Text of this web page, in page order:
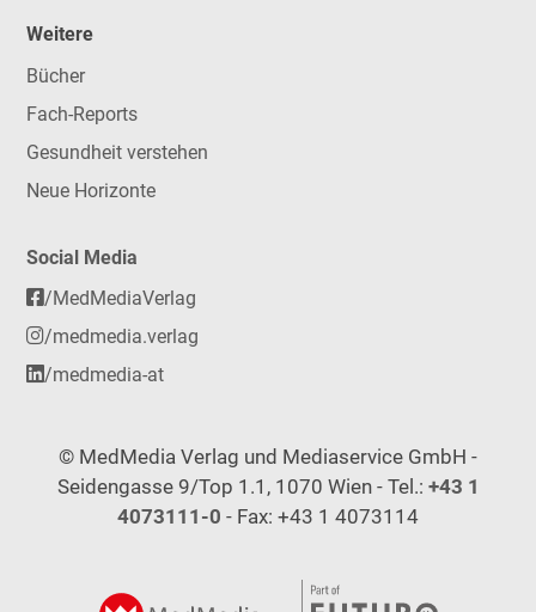
Weitere
Bücher
Fach-Reports
Gesundheit verstehen
Neue Horizonte
Social Media
/MedMediaVerlag
/medmedia.verlag
/medmedia-at
© MedMedia Verlag und Mediaservice GmbH -
Seidengasse 9/Top 1.1, 1070 Wien - Tel.: +43 1
4073111-0 - Fax: +43 1 4073114